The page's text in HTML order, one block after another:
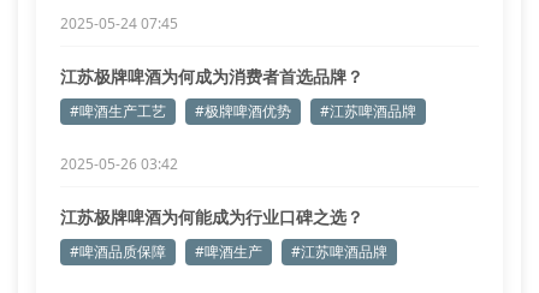
2025-05-24 07:45
江苏极牌啤酒为何成为消费者首选品牌？
#啤酒生产工艺 #极牌啤酒优势 #江苏啤酒品牌
2025-05-26 03:42
江苏极牌啤酒为何能成为行业口碑之选？
#啤酒品质保障 #啤酒生产 #江苏啤酒品牌